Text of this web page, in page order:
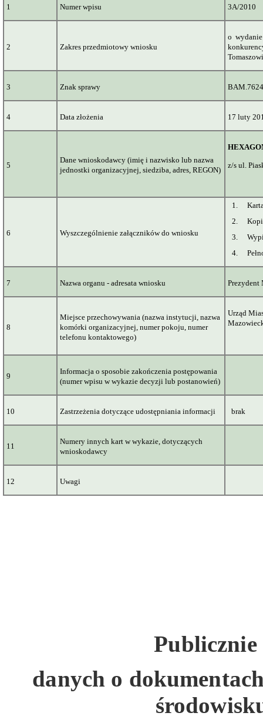
1 Numer wpisu 3A/2010
2 Zakres przedmiotowy wniosku
o
3 Znak sprawy
4 Data złożenia 17 luty
5
Dane wnioskodawcy (imię i nazwisko lub nazwa
jednostki organizacyjnej, siedziba, adres, REGON)
z/s ul.
6 Wyszczególnienie załączników do wniosku
1.
2.
3.
4.
7 Nazwa organu - adresata wniosku Prezydent
8
Miejsce przechowywania (nazwa instytucji, nazwa
komórki organizacyjnej, numer pokoju, numer
telefonu kontaktowego)
Urząd
9
Informacja o sposobie zakończenia postępowania
(numer wpisu w wykazie decyzji lub postanowień)
10 Zastrzeżenia dotyczące udostępniania informacji brak
11
Numery innych kart w wykazie, dotyczących
wnioskodawcy
12 Uwagi
Publicznie
danych o